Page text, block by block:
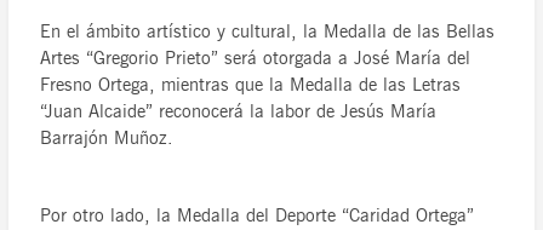
En el ámbito artístico y cultural, la Medalla de las Bellas
Artes “Gregorio Prieto” será otorgada a José María del
Fresno Ortega, mientras que la Medalla de las Letras
“Juan Alcaide” reconocerá la labor de Jesús María
Barrajón Muñoz.
Por otro lado, la Medalla del Deporte “Caridad Ortega”